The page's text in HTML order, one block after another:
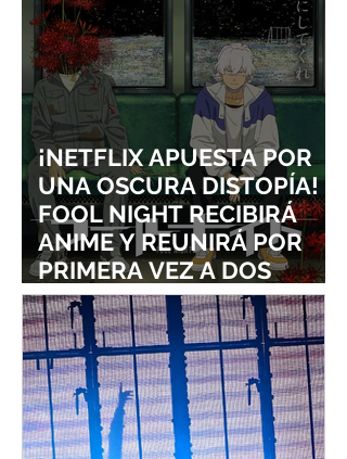
¡NETFLIX APUESTA POR
UNA OSCURA DISTOPÍA!
FOOL NIGHT RECIBIRÁ
ANIME Y REUNIRÁ POR
PRIMERA VEZ A DOS
ESTUDIOS LEGENDARIOS